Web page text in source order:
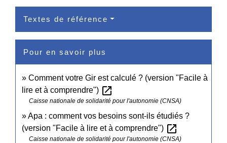
Textes de référence
Pour en savoir plus
Comment votre Gir est calculé ? (version "Facile à
lire et à comprendre") open_in_new
Caisse nationale de solidarité pour l'autonomie (CNSA)
Apa : comment vos besoins sont-ils étudiés ?
(version "Facile à lire et à comprendre") open_in_new
Caisse nationale de solidarité pour l'autonomie (CNSA)